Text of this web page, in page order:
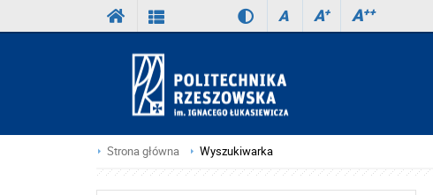
A A+ A++
Strona główna Wyszukiwarka